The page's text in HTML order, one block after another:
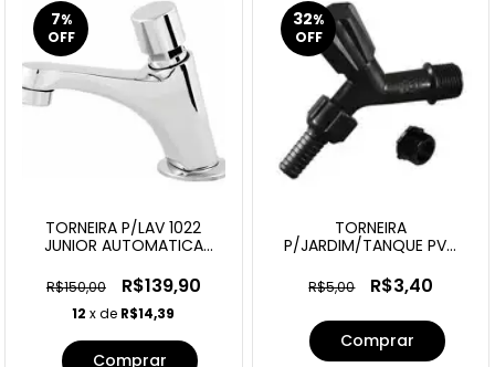
7%
OFF
TORNEIRA P/LAV 1022
JUNIOR AUTOMATICA
R$150,00 R$139,90
12 x de R$14,39
32%
OFF
TORNEIRA
P/JARDIM/TANQUE PVC
R$5,00 R$3,40